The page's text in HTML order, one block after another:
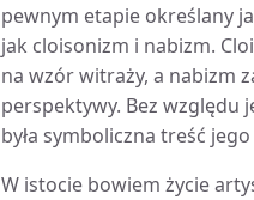
pewnym etapie określany
jak cloisonizm i nabizm.
na wzór witraży, a nabizm
perspektywy. Bez względu
była symboliczna treść jego
W istocie bowiem życie